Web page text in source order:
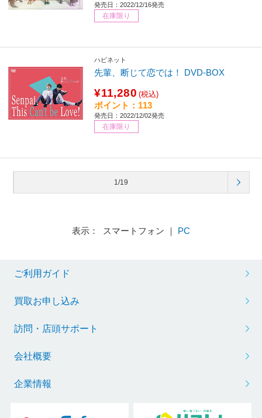
発売日：2022/12/16発売
在庫限り
ハピネット
先輩、断じて恋では！ DVD-BOX
¥11,280 (税込)
ポイント：113
発売日：2022/12/02発売
在庫限り
1/19
表示： スマートフォン ｜ PC
ご利用ガイド
買取お申し込み
訪問・店頭サポート
会社概要
企業情報